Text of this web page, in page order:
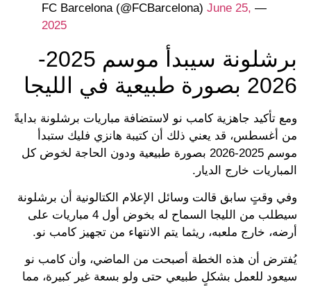
— FC Barcelona (@FCBarcelona)
June 25,
2025
برشلونة سيبدأ موسم 2025-
2026 بصورة طبيعية في الليجا
ومع تأكيد جاهزية كامب نو لاستضافة مباريات برشلونة بدايةً
من أغسطس، قد يعني ذلك أن كتيبة هانزي فليك ستبدأ
موسم 2025-2026 بصورة طبيعية ودون الحاجة لخوض كل
المباريات خارج الديار.
وفي وقتٍ سابق قالت وسائل الإعلام الكتالونية أن برشلونة
سيطلب من الليجا السماح له بخوض أول 4 مباريات على
أرضه، خارج ملعبه، ريثما يتم الانتهاء من تجهيز كامب نو.
يُفترض أن هذه الخطة أصبحت من الماضي، وأن كامب نو
سيعود للعمل بشكلٍ طبيعي حتى ولو بسعة غير كبيرة، مما